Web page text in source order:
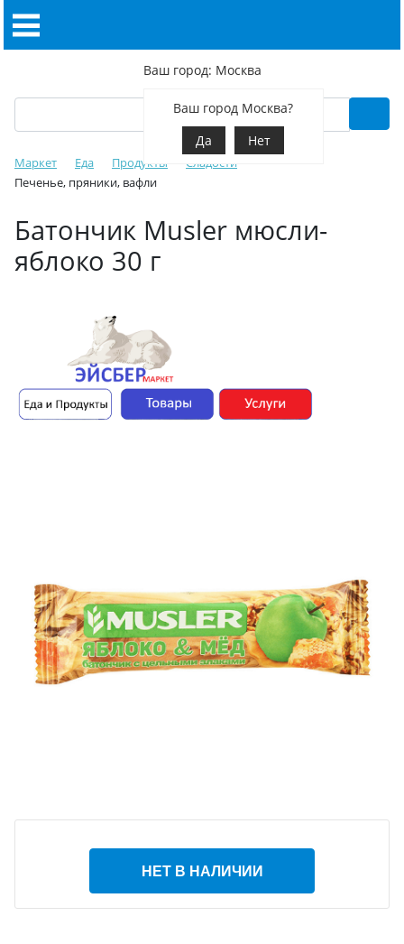
Ваш город: Москва
Ваш город Москва?
Да
Нет
Маркет Еда Продукты
Сладости
Печенье, пряники, вафли
Батончик Musler мюсли-
яблоко 30 г
НЕТ В НАЛИЧИИ